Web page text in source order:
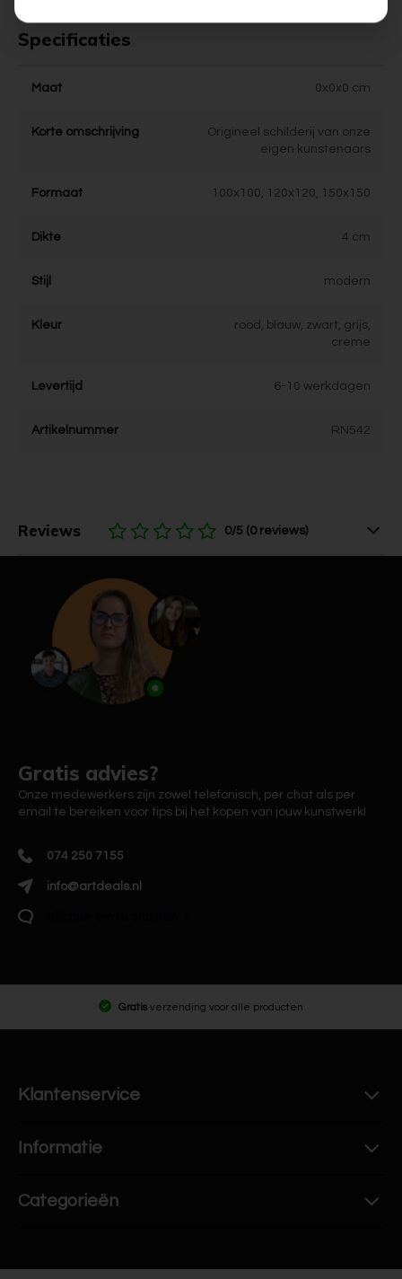
Specificaties
Maat 0x0x0 cm
Korte omschrijving
Origineel schilderij van onze
eigen kunstenaars
Formaat 100x100, 120x120, 150x150
Dikte 4 cm
Stijl modern
Kleur
rood, blauw, zwart, grijs,
creme
Levertijd 6-10 werkdagen
Artikelnummer RN542
Reviews 0/5 (0 reviews)
Gratis advies?
Onze medewerkers zijn zowel telefonisch, per chat als per
email te bereiken voor tips bij het kopen van jouw kunstwerk!
074 250 7155
info@artdeals.nl
Gratis verzending voor alle producten
Klantenservice
Informatie
Categorieën